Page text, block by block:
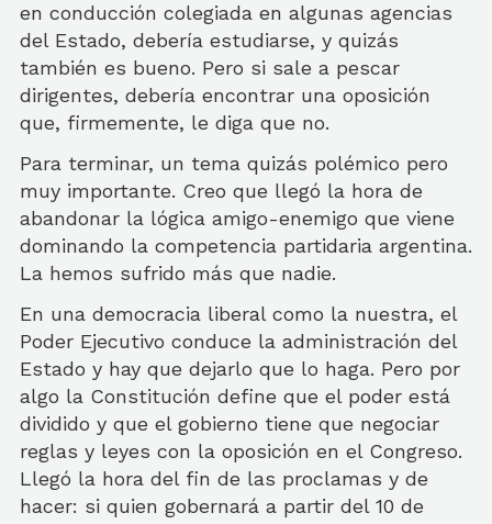
en conducción colegiada en algunas agencias
del Estado, debería estudiarse, y quizás
también es bueno. Pero si sale a pescar
dirigentes, debería encontrar una oposición
que, firmemente, le diga que no.
Para terminar, un tema quizás polémico pero
muy importante. Creo que llegó la hora de
abandonar la lógica amigo-enemigo que viene
dominando la competencia partidaria argentina.
La hemos sufrido más que nadie.
En una democracia liberal como la nuestra, el
Poder Ejecutivo conduce la administración del
Estado y hay que dejarlo que lo haga. Pero por
algo la Constitución define que el poder está
dividido y que el gobierno tiene que negociar
reglas y leyes con la oposición en el Congreso.
Llegó la hora del fin de las proclamas y de
hacer: si quien gobernará a partir del 10 de